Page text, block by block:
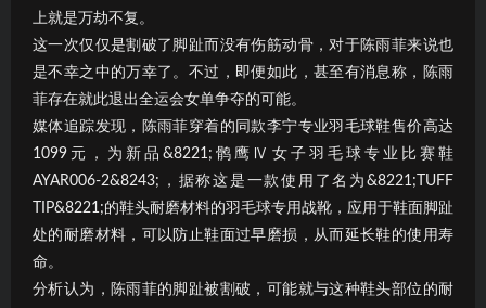
上就是万劫不复。
这一次仅仅是割破了脚趾而没有伤筋动骨，对于陈雨菲来说也
是不幸之中的万幸了。不过，即便如此，甚至有消息称，陈雨
菲存在就此退出全运会女单争夺的可能。
媒体追踪发现，陈雨菲穿着的同款李宁专业羽毛球鞋售价高达
1099元，为新品&8221;鹘鹰Ⅳ女子羽毛球专业比赛鞋
AYAR006-2&8243;，据称这是一款使用了名为&8221;TUFF
TIP&8221;的鞋头耐磨材料的羽毛球专用战靴，应用于鞋面脚趾
处的耐磨材料，可以防止鞋面过早磨损，从而延长鞋的使用寿
命。
分析认为，陈雨菲的脚趾被割破，可能就与这种鞋头部位的耐